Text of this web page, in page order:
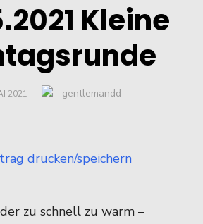
Kleine
2021 Author
gentlemandd
drucken/speichern
zu schnell zu warm –